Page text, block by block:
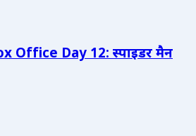
Office Day 12: स्पाइडर मैन